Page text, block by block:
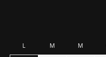
L M M